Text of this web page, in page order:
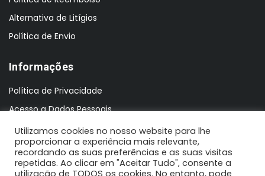
Alternativa de Litígios
Política de Envio
Informações
Política de Privacidade
Acesso a Dados Pessoais
Utilizamos cookies no nosso website para lhe
proporcionar a experiência mais relevante,
recordando as suas preferências e as suas visitas
repetidas. Ao clicar em "Aceitar Tudo", consente a
utilização de TODOS os cookies. No entanto, pode